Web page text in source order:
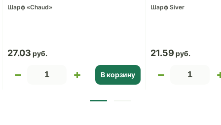
Шарф «Chaud»
27.03
В корзину
Шарф Siver
21.59